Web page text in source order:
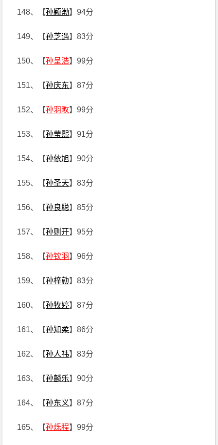
148、【孙颖渤】94分
149、【孙芝遇】83分
150、【孙呈浩】99分
151、【孙庆东】87分
152、【孙羽畋】99分
153、【孙莹熙】91分
154、【孙依旭】90分
155、【孙圣天】83分
156、【孙良聪】85分
157、【孙则开】95分
158、【孙钦羽】96分
159、【孙梓勍】83分
160、【孙牧婷】87分
161、【孙知柔】86分
162、【孙人祎】83分
163、【孙麟乐】90分
164、【孙东义】87分
165、【孙烁程】99分